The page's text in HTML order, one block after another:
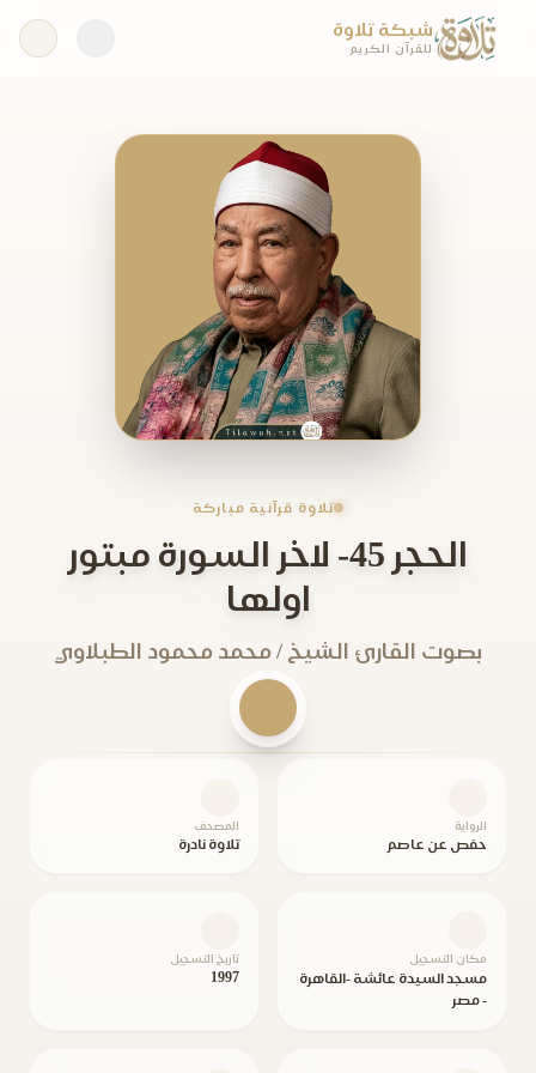
شبكة تلاوة
للقرآن الكريم
تلاوة قرآنية مباركة
الحجر 45- لاخر السورة مبتور
اولها
بصوت القارئ الشيخ / محمد محمود الطبلاوي
الرواية
حفص عن عاصم
المصحف
تلاوة نادرة
مكان التسجيل
مسجد السيدة عائشة -القاهرة
- مصر
تاريخ التسجيل
1997